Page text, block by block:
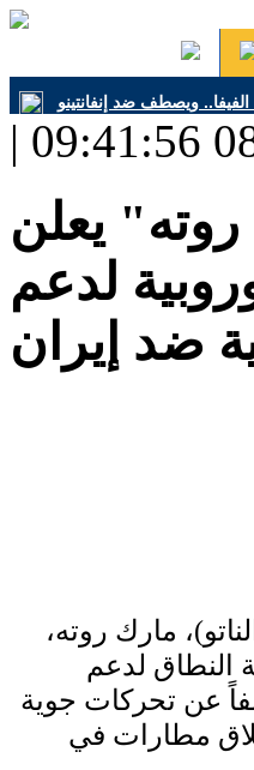
ويصطف ضد إنفانتينو
روته" يعلن
لدعم
ضد إيران
النطاق لدعم
عن تحركات جوية
مطارات في